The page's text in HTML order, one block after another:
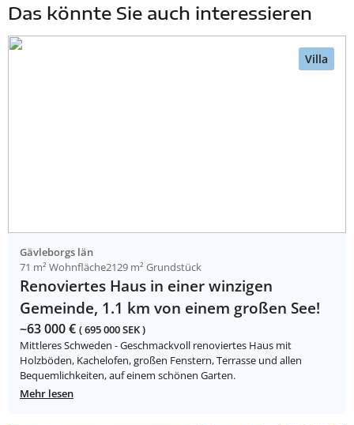
Das könnte Sie auch interessieren
Villa
Gävleborgs län
71 m² Wohnfläche2129 m² Grundstück
Renoviertes Haus in einer winzigen
Gemeinde, 1.1 km von einem großen See!
~63 000 € ( 695 000 SEK )
Mittleres Schweden - Geschmackvoll renoviertes Haus mit
Holzböden, Kachelofen, großen Fenstern, Terrasse und allen
Bequemlichkeiten, auf einem schönen Garten.
Mehr lesen